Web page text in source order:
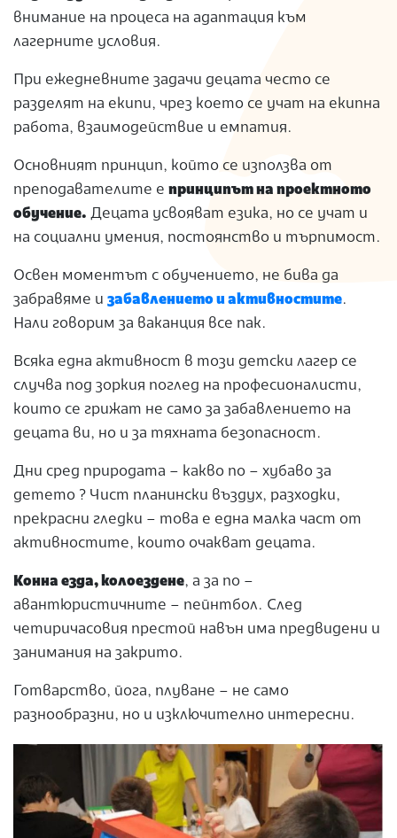
внимание на процеса на адаптация към
лагерните условия.
При ежедневните задачи децата често се
разделят на екипи, чрез което се учат на екипна
работа, взаимодействие и емпатия.
Основният принцип, който се използва от
преподавателите е принципът на проектното
обучение. Децата усвояват езика, но се учат и
на социални умения, постоянство и търпимост.
Освен моментът с обучението, не бива да
забравяме и забавлението и активностите.
Нали говорим за ваканция все пак.
Всяка една активност в този детски лагер се
случва под зоркия поглед на професионалисти,
които се грижат не само за забавлението на
децата ви, но и за тяхната безопасност.
Дни сред природата – какво по – хубаво за
детето ? Чист планински въздух, разходки,
прекрасни гледки – това е една малка част от
активностите, които очакват децата.
Конна езда, колоездене, а за по –
авантюристичните – пейнтбол. След
четиричасовия престой навън има предвидени и
занимания на закрито.
Готварство, йога, плуване – не само
разнообразни, но и изключително интересни.